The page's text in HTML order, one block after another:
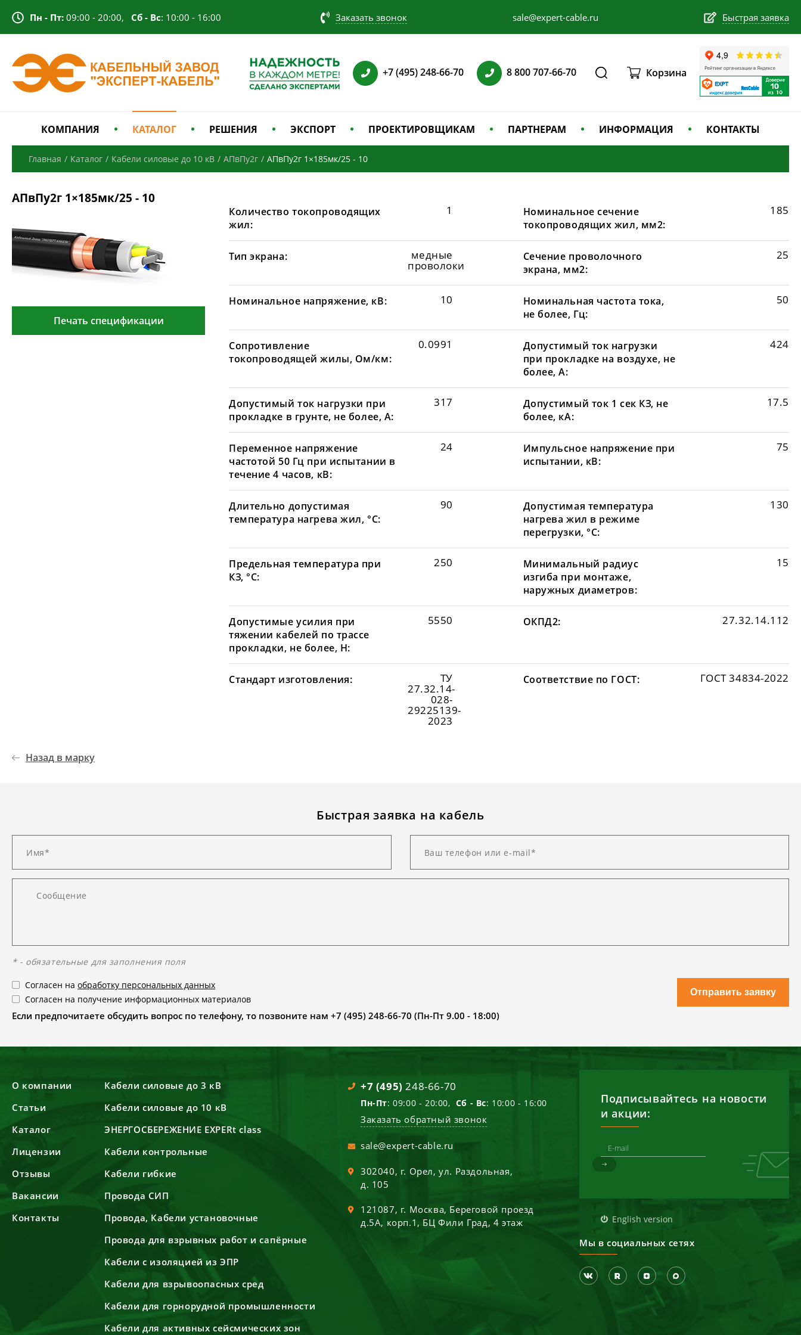
Пн - Пт: 09:00 - 20:00, Сб - Вс: 10:00 - 16:00 Заказать звонок sale@expert-cable.ru Быстрая заявка
+7 (495) 248-66-70 8 800 707-66-70 Корзина
КОМПАНИЯ КАТАЛОГ РЕШЕНИЯ ЭКСПОРТ ПРОЕКТИРОВЩИКАМ ПАРТНЕРАМ ИНФОРМАЦИЯ КОНТАКТЫ
Главная / Каталог / Кабели силовые до 10 кВ / АПвПу2г / АПвПу2г 1×185мк/25 - 10
АПвПу2г 1×185мк/25 - 10
Печать спецификации
Количество токопроводящих
жил:
1
Номинальное сечение
токопроводящих жил, мм2:
185
Тип экрана: медные
проволоки
Сечение проволочного
экрана, мм2:
25
Номинальное напряжение, кВ: 10
Номинальная частота тока,
не более, Гц:
50
Сопротивление
токопроводящей жилы, Ом/км:
0.0991
Допустимый ток нагрузки
при прокладке на воздухе, не
более, А:
424
Допустимый ток нагрузки при
прокладке в грунте, не более, А:
317
Допустимый ток 1 сек КЗ, не
более, кА:
17.5
Переменное напряжение
частотой 50 Гц при испытании в
течение 4 часов, кВ:
24
Импульсное напряжение при
испытании, кВ:
75
Длительно допустимая
температура нагрева жил, °С:
90
Допустимая температура
нагрева жил в режиме
перегрузки, °С:
130
Предельная температура при
КЗ, °С:
250
Минимальный радиус
изгиба при монтаже,
наружных диаметров:
15
Допустимые усилия при
тяжении кабелей по трассе
прокладки, не более, Н:
5550 ОКПД2: 27.32.14.112
Стандарт изготовления: ТУ
27.32.14-
028-
29225139-
2023
Соответствие по ГОСТ: ГОСТ 34834-2022
Назад в марку
Быстрая заявка на кабель
* - обязательные для заполнения поля
Согласен на обработку персональных данных
Согласен на получение информационных материалов
Если предпочитаете обсудить вопрос по телефону, то позвоните нам +7 (495) 248-66-70 (Пн-Пт 9.00 - 18:00)
Отправить заявку
О компании
Статьи
Каталог
Лицензии
Отзывы
Вакансии
Контакты
Кабели силовые до 3 кВ
Кабели силовые до 10 кВ
ЭНЕРГОСБЕРЕЖЕНИЕ EXPERt class
Кабели контрольные
Кабели гибкие
Провода СИП
Провода, Кабели установочные
Провода для взрывных работ и сапёрные
Кабели с изоляцией из ЭПР
Кабели для взрывоопасных сред
Кабели для горнорудной промышленности
Кабели для активных сейсмических зон
+7 (495) 248-66-70
Пн-Пт: 09:00 - 20:00, Сб - Вс: 10:00 - 16:00
Заказать обратный звонок
sale@expert-cable.ru
302040, г. Орел,ул. Раздольная,
д. 105
121087, г. Москва, Береговой проезд
д.5А, корп.1, БЦ Фили Град, 4 этаж
Подписывайтесь на новости
и акции:
English version
Мы в социальных сетях